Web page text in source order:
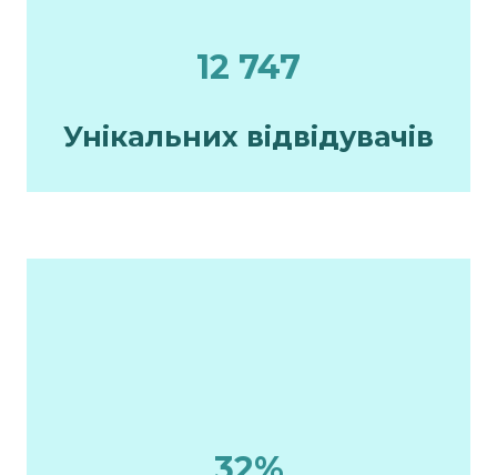
12 747
Унікальних відвідувачів